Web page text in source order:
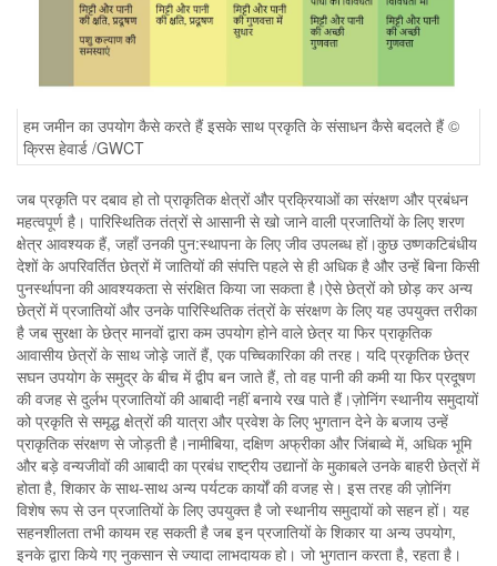
हम जमीन का उपयोग कैसे करते हैं इसके साथ प्रकृति के संसाधन कैसे बदलते हैं ©
क्रिस हेवार्ड /GWCT
जब प्रकृति पर दबाव हो तो प्राकृतिक क्षेत्रों और प्रक्रियाओं का संरक्षण और प्रबंधन
महत्वपूर्ण है। पारिस्थितिक तंत्रों से आसानी से खो जाने वाली प्रजातियों के लिए शरण
क्षेत्र आवश्यक हैं, जहाँ उनकी पुन:स्थापना के लिए जीव उपलब्ध हों।कुछ उष्णकटिबंधीय
देशों के अपरिवर्तित छेत्रों में जातियों की संपत्ति पहले से ही अधिक है और उन्हें बिना किसी
पुनर्स्थापना की आवश्यकता से संरक्षित किया जा सकता है।ऐसे छेत्रों को छोड़ कर अन्य
छेत्रों में प्रजातियों और उनके पारिस्थितिक तंत्रों के संरक्षण के लिए यह उपयुक्त तरीका
है जब सुरक्षा के छेत्र मानवों द्वारा कम उपयोग होने वाले छेत्र या फिर प्राकृतिक
आवासीय छेत्रों के साथ जोड़े जातें हैं, एक पच्चिकारिका की तरह। यदि प्रकृतिक छेत्र
सघन उपयोग के समुद्र के बीच में द्वीप बन जाते हैं, तो वह पानी की कमी या फिर प्रदूषण
की वजह से दुर्लभ प्रजातियों की आबादी नहीं बनाये रख पाते हैं।ज़ोनिंग स्थानीय समुदायों
को प्रकृति से समृद्ध क्षेत्रों की यात्रा और प्रवेश के लिए भुगतान देने के बजाय उन्हें
प्राकृतिक संरक्षण से जोड़ती है।नामीबिया, दक्षिण अफ्रीका और जिंबाब्वे में, अधिक भूमि
और बड़े वन्यजीवों की आबादी का प्रबंध राष्ट्रीय उद्यानों के मुकाबले उनके बाहरी छेत्रों में
होता है, शिकार के साथ-साथ अन्य पर्यटक कार्यों की वजह से। इस तरह की ज़ोनिंग
विशेष रूप से उन प्रजातियों के लिए उपयुक्त है जो स्थानीय समुदायों को सहन हों। यह
सहनशीलता तभी कायम रह सकती है जब इन प्रजातियों के शिकार या अन्य उपयोग,
इनके द्वारा किये गए नुकसान से ज्यादा लाभदायक हो। जो भुगतान करता है, रहता है।